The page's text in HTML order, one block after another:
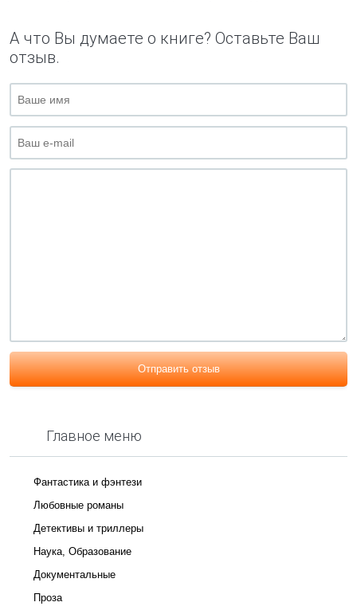
А что Вы думаете о книге? Оставьте Ваш
отзыв.
Отправить отзыв
Главное меню
Фантастика и фэнтези
Любовные романы
Детективы и триллеры
Наука, Образование
Документальные
Проза